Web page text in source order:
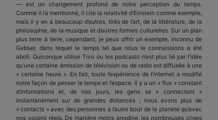
— est un changement profond de notre perception du temps.
Comme il l’a mentionné, il cite la relativité d’Einstein comme exemple,
mais il y en a beaucoup d’autres, tirés de l’art, de la littérature, de la
philosophie, de la musique et d’autres formes culturelles. Sur un plan
plus terre à terre, cependant, je peux offrir un exemple, inconnu de
Gebser, dans lequel le temps tel que nous le connaissions a été
aboli. Quiconque utilise Tivo ou les podcasts n’est plus lié par l’idée
qu’une certaine émission de télévision ou de radio est diffusée à une
« certaine heure ». En fait, toute l’expérience de l’internet a modifié
notre façon de penser le temps et l’espace. Il y a un « flux » constant
d’informations et, de nos jours, les gens se « connectent »
instantanément sur de grandes distances ; nous avons plus de
« contacts » avec des personnes à l’autre bout de la planète qu’avec
nos voisins réels. De manière moins anodine, les nombreuses crises